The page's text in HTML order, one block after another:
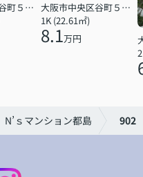
大阪市中央区谷町５丁目
大阪市中央区谷町５丁目
1K (22.61㎡)
8.1万円
N’ｓマンション都島 902